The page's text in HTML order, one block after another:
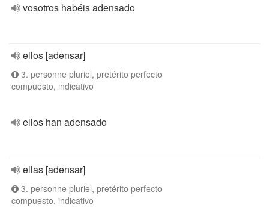
vosotros habéis adensado
ellos [adensar]
3. personne pluriel, pretérito perfecto
compuesto, indicativo
ellos han adensado
ellas [adensar]
3. personne pluriel, pretérito perfecto
compuesto, indicativo